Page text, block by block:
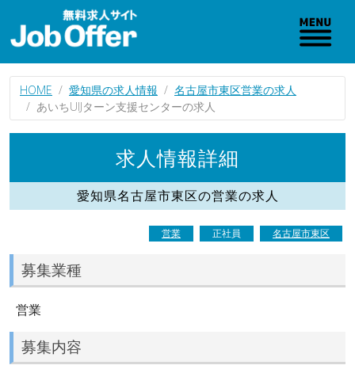
HOME 愛知県の求人情報
名古屋市東区営業の求人
あいちUIJターン支援センターの求人
求人情報詳細
愛知県名古屋市東区の営業の求人
営業 正社員 名古屋市東区
募集業種
営業
募集内容